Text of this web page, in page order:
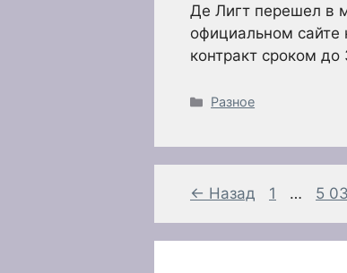
Де Лигт перешел в
официальном сайте
контракт сроком
Рубрики
Разное
← Назад Страница
1 … 5